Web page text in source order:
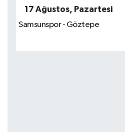
17 Ağustos, Pazartesi
Samsunspor - Göztepe